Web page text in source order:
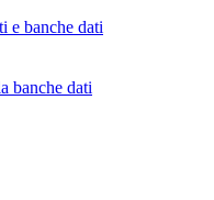
e banche dati
banche dati